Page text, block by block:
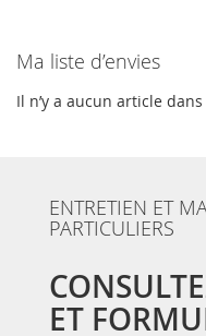
Ma liste d’envies
Il n’y a aucun article
ENTRETIEN ET
PARTICULIERS
ET